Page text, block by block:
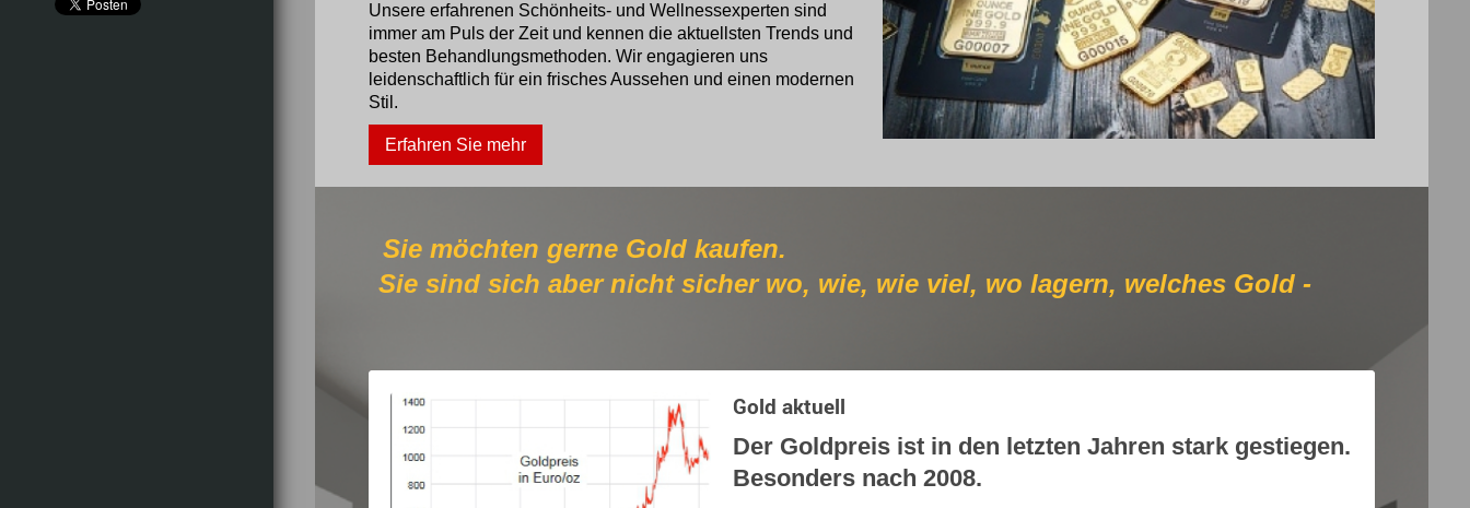
Unsere erfahrenen Schönheits- und Wellnessexperten sind
immer am Puls der Zeit und kennen die aktuellsten Trends und
besten Behandlungsmethoden. Wir engagieren uns
leidenschaftlich für ein frisches Aussehen und einen modernen
Stil.
Erfahren Sie mehr
Sie möchten gerne Gold kaufen.
Sie sind sich aber nicht sicher wo, wie, wie viel, wo lagern, welches Gold -
Gold aktuell
Der Goldpreis ist in den letzten Jahren stark gestiegen.
Besonders nach 2008.